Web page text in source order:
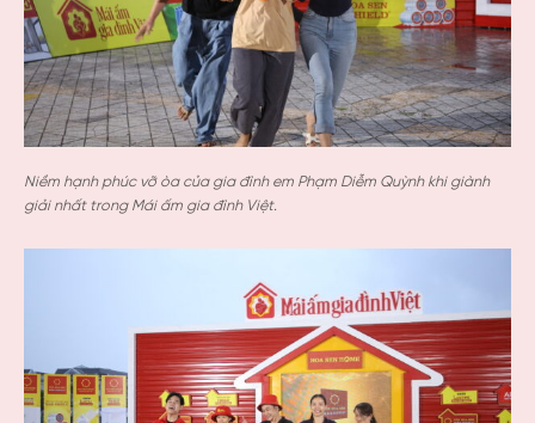
Niềm hạnh phúc vỡ òa của gia đình em Phạm Diễm Quỳnh khi giành
giải nhất trong Mái ấm gia đình Việt.